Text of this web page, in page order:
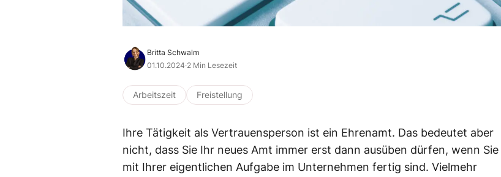
Britta Schwalm
01.10.2024·2 Min Lesezeit
Arbeitszeit Freistellung
Ihre Tätigkeit als Vertrauensperson ist ein Ehrenamt. Das bedeutet aber
nicht, dass Sie Ihr neues Amt immer erst dann ausüben dürfen, wenn Sie
mit Ihrer eigentlichen Aufgabe im Unternehmen fertig sind. Vielmehr